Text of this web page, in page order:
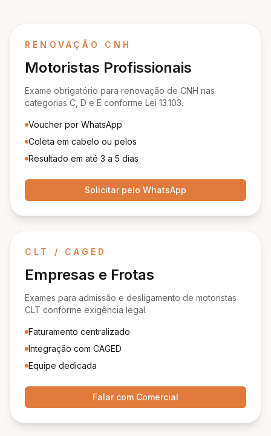
RENOVAÇÃO CNH
Motoristas Profissionais
Exame obrigatório para renovação de CNH nas
categorias C, D e E conforme Lei 13.103.
Voucher por WhatsApp
Coleta em cabelo ou pelos
Resultado em até 3 a 5 dias
Solicitar pelo WhatsApp
CLT / CAGED
Empresas e Frotas
Exames para admissão e desligamento de motoristas
CLT conforme exigência legal.
Faturamento centralizado
Integração com CAGED
Equipe dedicada
Falar com Comercial